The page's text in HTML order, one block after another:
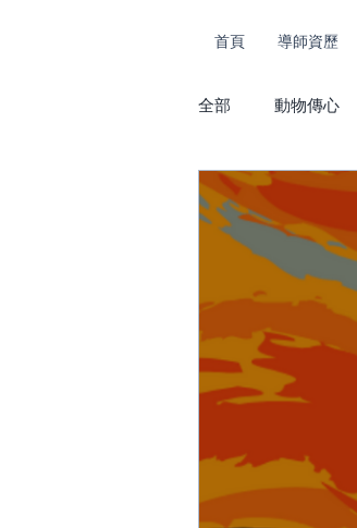
首頁 導師資歷
全部
動物傳心
課堂花絮及捐款